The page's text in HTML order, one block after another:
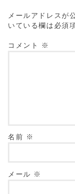
メールアドレスが
いている欄は必須
コメント ※
名前 ※
メール ※